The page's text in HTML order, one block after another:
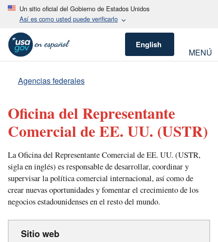
Un sitio oficial del Gobierno de Estados Unidos
Así es como usted puede verificarlo
English
MENÚ
Agencias federales
Oficina del Representante
Comercial de EE. UU. (USTR)
La Oficina del Representante Comercial de EE. UU. (USTR,
sigla en inglés) es responsable de desarrollar, coordinar y
supervisar la política comercial internacional, así como de
crear nuevas oportunidades y fomentar el crecimiento de los
negocios estadounidenses en el resto del mundo.
Sitio web